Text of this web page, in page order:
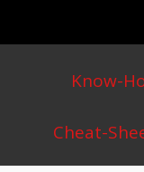
Know-
Cheat-